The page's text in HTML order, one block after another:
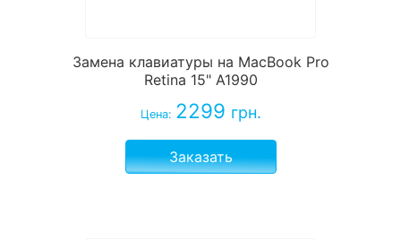
Замена клавиатуры на MacBook Pro
Retina 15" A1990
Цена: 2299 грн.
Заказать